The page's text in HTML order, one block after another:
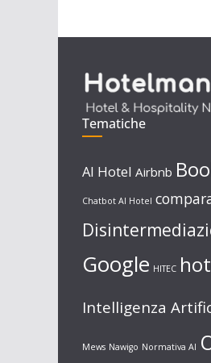
Tematiche
AI Hotel Airbnb
Chatbot AI Hotel
Google HITEC
Intelligenza
Mews Nawigo Normativa AI